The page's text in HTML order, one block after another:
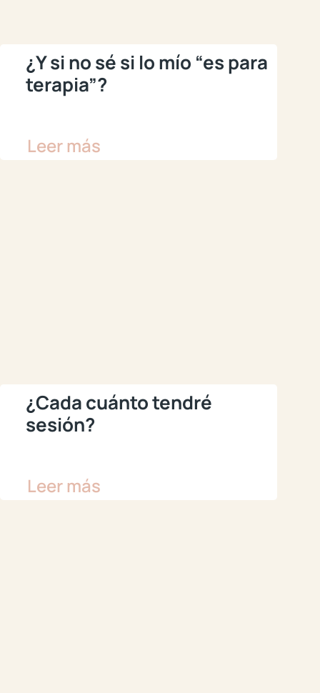
¿Y si no sé si lo mío “es para
terapia”?
Leer más
¿Cada cuánto tendré
sesión?
Leer más